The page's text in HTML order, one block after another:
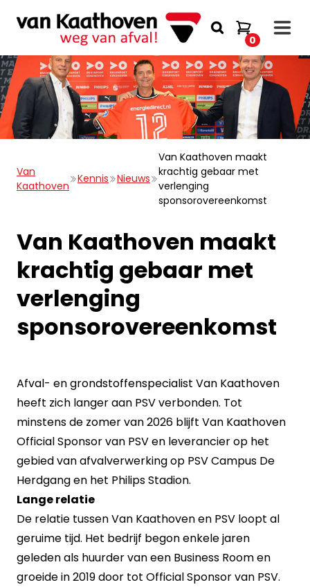
0
Van
Kaathoven
Kennis Nieuws
Van Kaathoven maakt
krachtig gebaar met
verlenging
sponsorovereenkomst
Van Kaathoven maakt
krachtig gebaar met
verlenging
sponsorovereenkomst
Afval- en grondstoffenspecialist Van Kaathoven
heeft zich langer aan PSV verbonden. Tot
minstens de zomer van 2026 blijft Van Kaathoven
Official Sponsor van PSV en leverancier op het
gebied van afvalverwerking op PSV Campus De
Herdgang en het Philips Stadion.
Lange relatie
De relatie tussen Van Kaathoven en PSV loopt al
geruime tijd. Het bedrijf begon enkele jaren
geleden als huurder van een Business Room en
groeide in 2019 door tot Official Sponsor van PSV.